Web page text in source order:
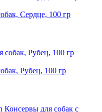
Сердце, 100 гр
Рубец, 100 гр